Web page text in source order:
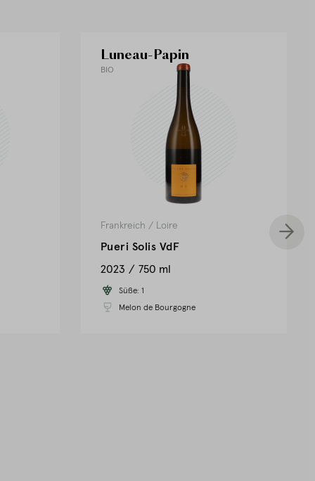
Luneau-Papin
BIO
Frankreich / Loire
Pueri Solis VdF
2023
750 ml
Süße: 1
Melon de Bourgogne